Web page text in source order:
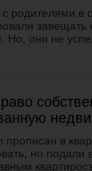
родителями в
они не
в
но подали